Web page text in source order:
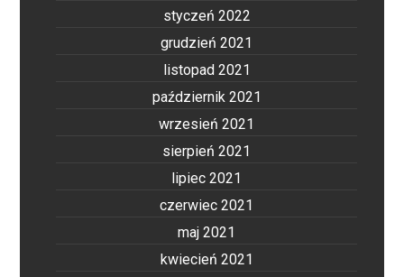
styczeń 2022
grudzień 2021
listopad 2021
październik 2021
wrzesień 2021
sierpień 2021
lipiec 2021
czerwiec 2021
maj 2021
kwiecień 2021